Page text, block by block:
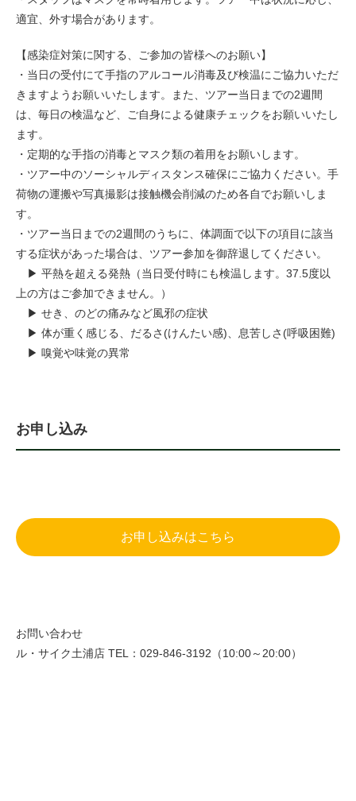
適宜、外す場合があります。
【感染症対策に関する、ご参加の皆様へのお願い】
・当日の受付にて手指のアルコール消毒及び検温にご協力いただ
きますようお願いいたします。また、ツアー当日までの2週間
は、毎日の検温など、ご自身による健康チェックをお願いいたし
ます。
・定期的な手指の消毒とマスク類の着用をお願いします。
・ツアー中のソーシャルディスタンス確保にご協力ください。手
荷物の運搬や写真撮影は接触機会削減のため各自でお願いしま
す。
・ツアー当日までの2週間のうちに、体調面で以下の項目に該当
する症状があった場合は、ツアー参加を御辞退してください。
▶ 平熱を超える発熱（当日受付時にも検温します。37.5度以
上の方はご参加できません。）
▶ せき、のどの痛みなど風邪の症状
▶ 体が重く感じる、だるさ(けんたい感)、息苦しさ(呼吸困難)
▶ 嗅覚や味覚の異常
お申し込み
お申し込みはこちら
お問い合わせ
ル・サイク土浦店 TEL：029-846-3192（10:00～20:00）